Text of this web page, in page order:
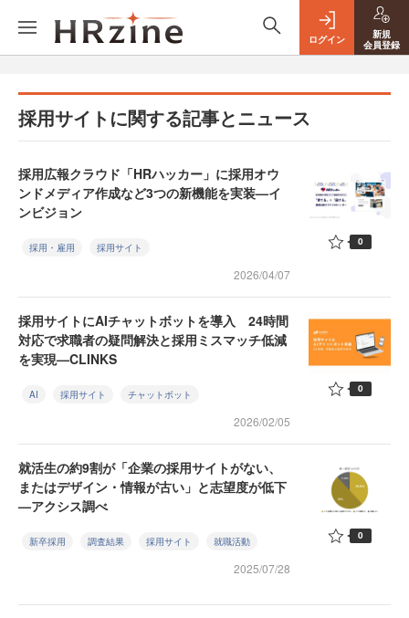
ログイン
新規
会員登録
採用サイトに関する記事とニュース
採用広報クラウド「HRハッカー」に採用オウ
ンドメディア作成など3つの新機能を実装—イ
ンビジョン
採用・雇用 採用サイト
2026/04/07
0
採用サイトにAIチャットボットを導入 24時間
対応で求職者の疑問解決と採用ミスマッチ低減
を実現—CLINKS
AI 採用サイト チャットボット
2026/02/05
0
就活生の約9割が「企業の採用サイトがない、
またはデザイン・情報が古い」と志望度が低下
—アクシス調べ
新卒採用 調査結果 採用サイト 就職活動
2025/07/28
0